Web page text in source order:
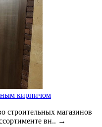
кирпичом
строительных магазинов
вн.. →